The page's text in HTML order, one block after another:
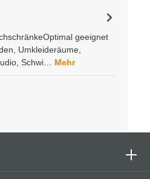
geeignet
Umkleideräume,
Schwi… Mehr